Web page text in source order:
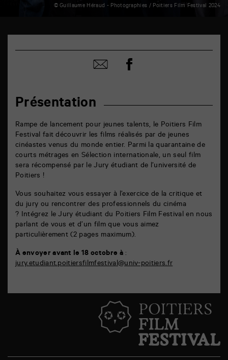
© Guillaume Héraud - Photographies / Poitiers Film Festival 2024
Poitiers
Présentation
Rampe de lancement pour jeunes talents, le Poitiers Film
Festival fait découvrir les films réalisés par de jeunes
cinéastes venus du monde entier. Parmi la quarantaine de
courts métrages en Sélection internationale, un seul film
sera récompensé par le Jury étudiant de l’université de
Poitiers !
Vous souhaitez vous essayer à l’exercice de la critique et
du jury ou rencontrer des professionnels du cinéma
? Intégrez le Jury étudiant du Poitiers Film Festival en nous
parlant de vous et d’un film que vous aimez
particulièrement (2 pages maximum).
À envoyer avant le 18 octobre à:
jury.etudiant.poitiersfilmfestival@univ-poitiers.fr
Partager
par
Partager
sur